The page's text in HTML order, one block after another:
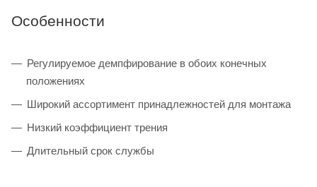
Особенности
Регулируемое демпфирование в обоих конечных
положениях
Широкий ассортимент принадлежностей для монтажа
Низкий коэффициент трения
Длительный срок службы